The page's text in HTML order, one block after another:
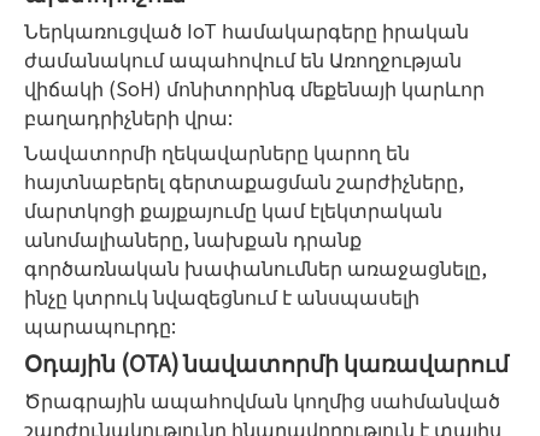
Ներկառուցված IoT համակարգերը իրական
ժամանակում ապահովում են Առողջության
վիճակի (SoH) մոնիտորինգ մեքենայի կարևոր
բաղադրիչների վրա:
Նավատորմի ղեկավարները կարող են
հայտնաբերել գերտաքացման շարժիչները,
մարտկոցի քայքայումը կամ էլեկտրական
անոմալիաները, նախքան դրանք
գործառնական խափանումներ առաջացնելը,
ինչը կտրուկ նվազեցնում է անսպասելի
պարապուրդը:
Օդային (OTA) նավատորմի կառավարում
Ծրագրային ապահովման կողմից սահմանված
շարժունակությունը հնարավորություն է տալիս